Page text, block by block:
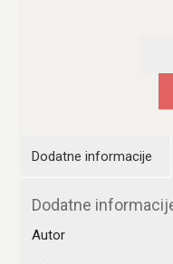
prvi
Dodatne informacije
Dodatne
Autor